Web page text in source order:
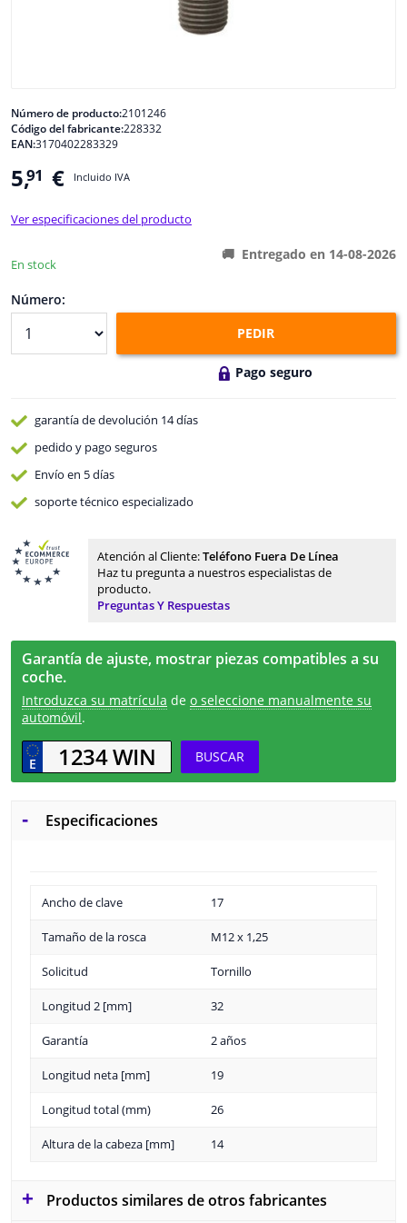
Limpieza y proteccón
Taller y herramientas
Accesorios para autocaravana, motor, bicicleta y barco
Número de producto:2101246
Código del fabricante:228332
EAN:3170402283329
5,91 € Incluido IVA
Ver especificaciones del producto
En stock
Entregado en 14-08-2026
Número:
PEDIR
Pago seguro
garantía de devolución 14 días
pedido y pago seguros
Envío en 5 días
soporte técnico especializado
Atención al Cliente:Teléfono Fuera De Línea
Haz tu pregunta a nuestros especialistas de
producto.
Preguntas Y Respuestas
Garantía de ajuste, mostrar piezas compatibles a su
coche.
Introduzca su matrícula de o seleccione manualmente su
automóvil.
BUSCAR
Especificaciones
Ancho de clave 17
Tamaño de la rosca M12 x 1,25
Solicitud Tornillo
Longitud 2 [mm] 32
Garantía 2 años
Longitud neta [mm] 19
Longitud total (mm) 26
Altura de la cabeza [mm] 14
Productos similares de otros fabricantes